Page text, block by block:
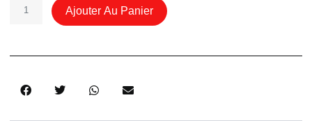
Mercedes
Ajouter Au Panier